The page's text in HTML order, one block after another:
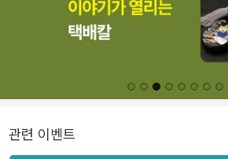
관련 이벤트